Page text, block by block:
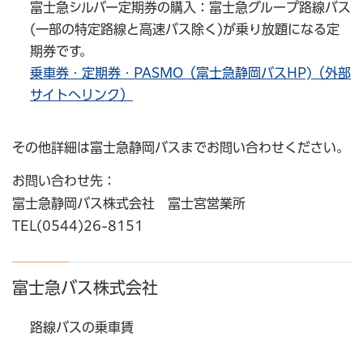
富士急シルバー定期券の購入：富士急グループ路線バス
(一部の特定路線と高速バス除く)が乗り放題になる定
期券です。
乗車券・定期券・PASMO（富士急静岡バスHP)（外部
サイトへリンク）
その他詳細は富士急静岡バスまでお問い合わせください。
お問い合わせ先：
富士急静岡バス株式会社 富士宮営業所
TEL(0544)26-8151
富士急バス株式会社
路線バスの乗車賃